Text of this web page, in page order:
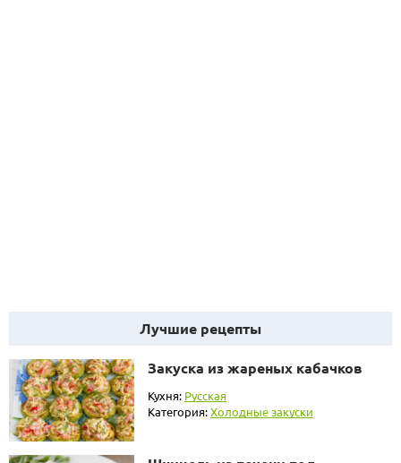
Лучшие рецепты
Закуска из жареных кабачков
Кухня: Русская
Категория:Холодные закуски